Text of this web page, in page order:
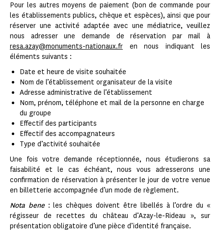
Pour les autres moyens de paiement (bon de commande pour
les établissements publics, chèque et espèces), ainsi que pour
réserver une activité adaptée avec une médiatrice, veuillez
nous adresser une demande de réservation par mail à
resa.azay@monuments-nationaux.fr en nous indiquant les
éléments suivants :
Date et heure de visite souhaitée
Nom de l’établissement organisateur de la visite
Adresse administrative de l’établissement
Nom, prénom, téléphone et mail de la personne en charge
du groupe
Effectif des participants
Effectif des accompagnateurs
Type d’activité souhaitée
Une fois votre demande réceptionnée, nous étudierons sa
faisabilité et le cas échéant, nous vous adresserons une
confirmation de réservation à présenter le jour de votre venue
en billetterie accompagnée d’un mode de règlement.
Nota bene: les chèques doivent être libellés à l’ordre du «
régisseur de recettes du château d’Azay-le-Rideau », sur
présentation obligatoire d’une pièce d’identité française.